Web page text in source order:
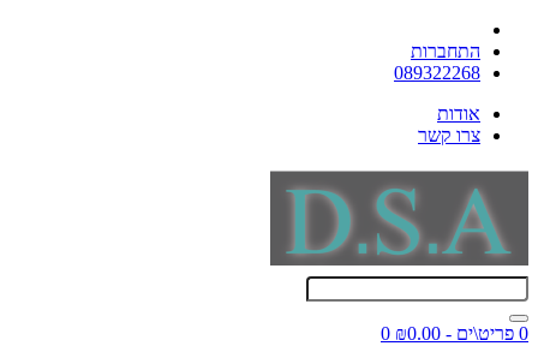
התחברות
089322268
אודות
צרו קשר
0 פריט\ים - ₪0.00 0